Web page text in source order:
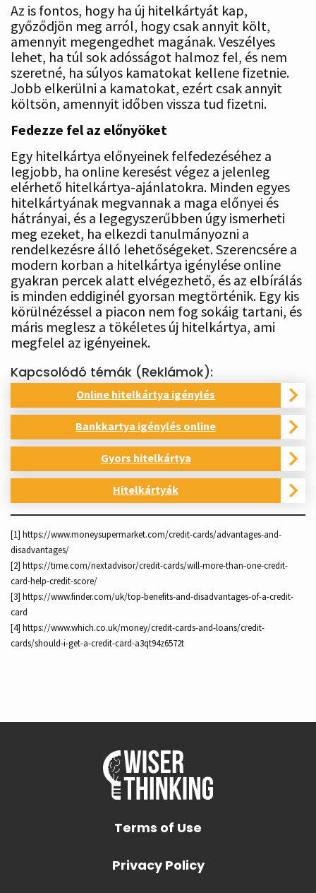
Az is fontos, hogy ha új hitelkártyát kap,
győződjön meg arról, hogy csak annyit költ,
amennyit megengedhet magának. Veszélyes
lehet, ha túl sok adósságot halmoz fel, és nem
szeretné, ha súlyos kamatokat kellene fizetnie.
Jobb elkerülni a kamatokat, ezért csak annyit
költsön, amennyit időben vissza tud fizetni.
Fedezze fel az előnyöket
Egy hitelkártya előnyeinek felfedezéséhez a
legjobb, ha online keresést végez a jelenleg
elérhető hitelkártya-ajánlatokra. Minden egyes
hitelkártyának megvannak a maga előnyei és
hátrányai, és a legegyszerűbben úgy ismerheti
meg ezeket, ha elkezdi tanulmányozni a
rendelkezésre álló lehetőségeket. Szerencsére a
modern korban a hitelkártya igénylése online
gyakran percek alatt elvégezhető, és az elbírálás
is minden eddiginél gyorsan megtörténik. Egy kis
körülnézéssel a piacon nem fog sokáig tartani, és
máris meglesz a tökéletes új hitelkártya, ami
megfelel az igényeinek.
Kapcsolódó témák (Reklámok):
Online hitelkártya igénylés
Bankkartya igénylés online
Gyors hitelkártya
Hitelkártyák
[1] https://www.moneysupermarket.com/credit-cards/advantages-and-
disadvantages/
[2] https://time.com/nextadvisor/credit-cards/will-more-than-one-credit-
card-help-credit-score/
[3] https://www.finder.com/uk/top-benefits-and-disadvantages-of-a-credit-
card
[4] https://www.which.co.uk/money/credit-cards-and-loans/credit-
cards/should-i-get-a-credit-card-a3qt94z6572t
Terms of Use
Privacy Policy